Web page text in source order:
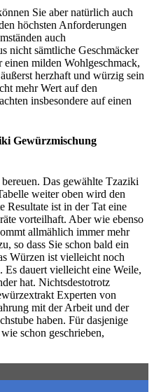
Sie aber natürlich auch
höchsten Anforderungen
auch
nicht sämtliche Geschmäcker
milden Wohlgeschmack,
herzhaft und würzig sein
mehr Wert auf den
insbesondere auf einen
Gewürzmischung
Das gewählte Tzaziki
weiter oben wird den
Resultate ist in der Tat eine
vorteilhaft. Aber wie ebenso
allmählich immer mehr
so dass Sie schon bald ein
Würzen ist vielleicht noch
dauert vielleicht eine Weile,
hat. Nichtsdestotrotz
Experten von
mit der Arbeit und der
haben. Für dasjenige
schon geschrieben,